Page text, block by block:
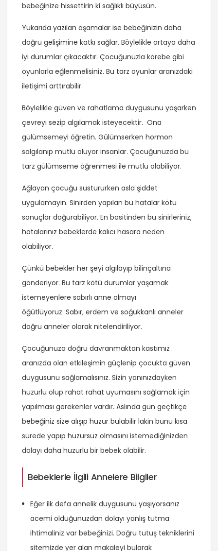
bebeğinize hissettirin ki sağlıklı büyüsün.
Yukarıda yazılan aşamalar ise bebeğinizin daha
doğru gelişimine katkı sağlar. Böylelikle ortaya daha
iyi durumlar çıkacaktır. Çocuğunuzla körebe gibi
oyunlarla eğlenmelisiniz. Bu tarz oyunlar aranızdaki
iletişimi arttırabilir.
Böylelikle güven ve rahatlama duygusunu yaşarken
çevreyi sezip algılamak isteyecektir. Ona
gülümsemeyi öğretin. Gülümserken hormon
salgılanıp mutlu oluyor insanlar. Çocuğunuzda bu
tarz gülümseme öğrenmesi ile mutlu olabiliyor.
Ağlayan çocuğu sustururken asla şiddet
uygulamayın. Sinirden yapılan bu hatalar kötü
sonuçlar doğurabiliyor. En basitinden bu sinirleriniz,
hatalarınız bebeklerde kalıcı hasara neden
olabiliyor.
Çünkü bebekler her şeyi algılayıp bilinçaltına
gönderiyor. Bu tarz kötü durumlar yaşamak
istemeyenlere sabırlı anne olmayı
öğütlüyoruz. Sabır, erdem ve soğukkanlı anneler
doğru anneler olarak nitelendiriliyor.
Çocuğunuza doğru davranmaktan kastımız
aranızda olan etkileşimin güçlenip çocukta güven
duygusunu sağlamalısınız. Sizin yanınızdayken
huzurlu olup rahat rahat uyumasını sağlamak için
yapılması gerekenler vardır. Aslında gün geçtikçe
bebeğiniz size alışıp huzur bulabilir lakin bunu kısa
sürede yapıp huzursuz olmasını istemediğinizden
dolayı daha huzurlu bir bebek olabilir.
Bebeklerle İlgili Annelere Bilgiler
Eğer ilk defa annelik duygusunu yaşıyorsanız
acemi olduğunuzdan dolayı yanlış tutma
ihtimaliniz var bebeğinizi. Doğru tutuş tekniklerini
sitemizde yer alan makaleyi bularak